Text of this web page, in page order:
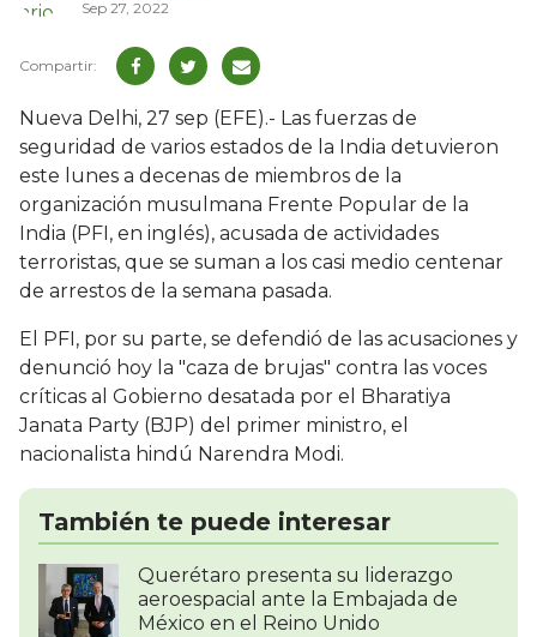
Sep 27, 2022
Nueva Delhi, 27 sep (EFE).- Las fuerzas de
seguridad de varios estados de la India detuvieron
este lunes a decenas de miembros de la
organización musulmana Frente Popular de la
India (PFI, en inglés), acusada de actividades
terroristas, que se suman a los casi medio centenar
de arrestos de la semana pasada.
El PFI, por su parte, se defendió de las acusaciones y
denunció hoy la "caza de brujas" contra las voces
críticas al Gobierno desatada por el Bharatiya
Janata Party (BJP) del primer ministro, el
nacionalista hindú Narendra Modi.
También te puede interesar
Querétaro presenta su liderazgo
aeroespacial ante la Embajada de
México en el Reino Unido